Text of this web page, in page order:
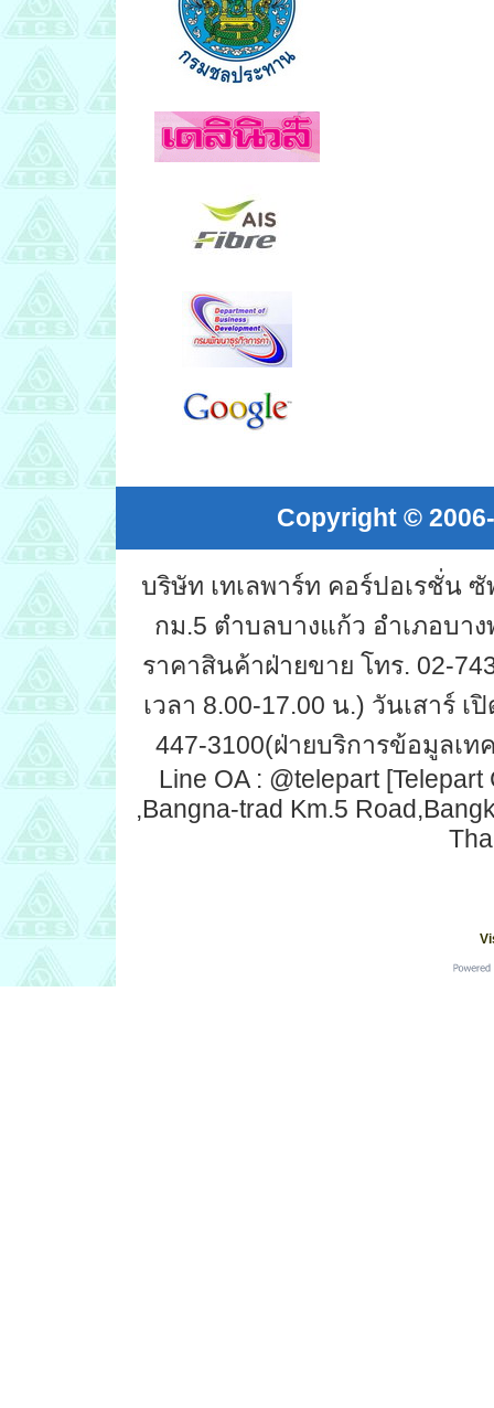
Copyright ©
บริษัท เทเลพาร์ท คอร์ปอเรชั่น
กม.5 ตำบลบางแก้ว อำเภอบา
ราคาสินค้าฝ่ายขาย โทร. 02-
เวลา 8.00-17.00 น.) วันเสาร์
447-3100(ฝ่ายบริการข้อมูลเท
Line OA : @telepart
,Bangna-trad Km.5